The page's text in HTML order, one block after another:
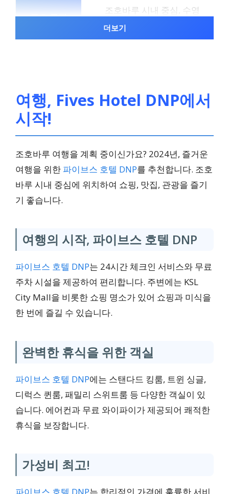
조호바루 시내 중심, 수영
장, 훌륭한 식음료
뉴욕 호텔
조호바루 시내 중심, 수영
장, 스파, 훌륭한 식음료
홀마크 레전시 호텔
3성급
조호바루 시내 중심, KSL
₩69,647 부터
Haven Inn
더보기
여행, Fives Hotel DNP에서
시작!
조호바루 여행을 계획 중이신가요? 2024년, 즐거운
여행을 위한 파이브스 호텔 DNP를 추천합니다. 조호
바루 시내 중심에 위치하여 쇼핑, 맛집, 관광을 즐기
기 좋습니다.
여행의 시작, 파이브스 호텔 DNP
파이브스 호텔 DNP는 24시간 체크인 서비스와 무료
주차 시설을 제공하여 편리합니다. 주변에는 KSL
City Mall을 비롯한 쇼핑 명소가 있어 쇼핑과 미식을
한 번에 즐길 수 있습니다.
완벽한 휴식을 위한 객실
파이브스 호텔 DNP에는 스탠다드 킹룸, 트윈 싱글,
디럭스 퀸룸, 패밀리 스위트룸 등 다양한 객실이 있
습니다. 에어컨과 무료 와이파이가 제공되어 쾌적한
휴식을 보장합니다.
가성비 최고!